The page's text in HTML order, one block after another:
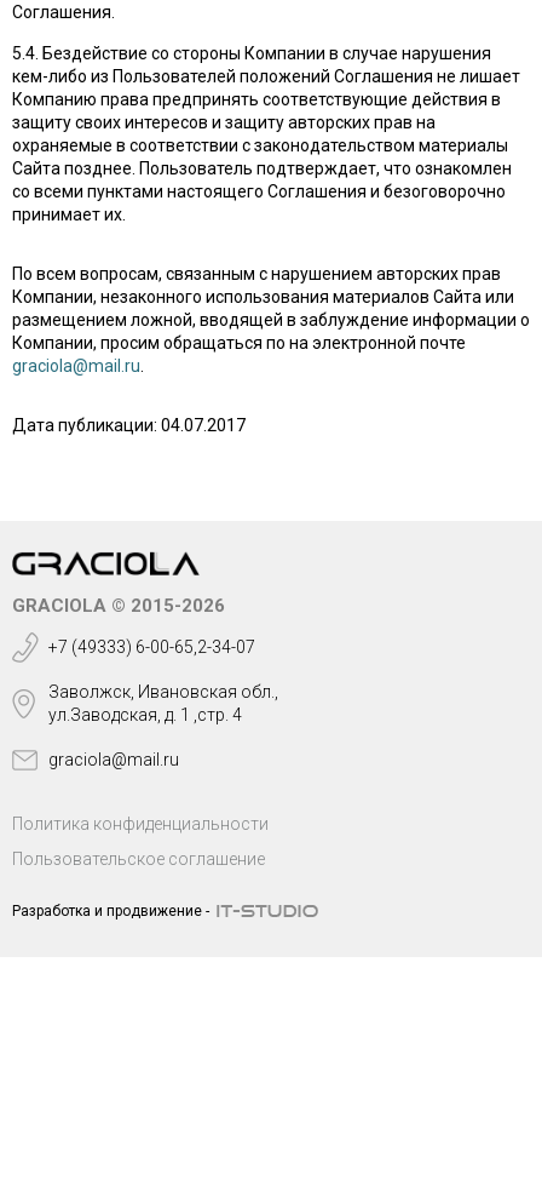
Соглашения.
5.4. Бездействие со стороны Компании в случае нарушения
кем-либо из Пользователей положений Соглашения не лишает
Компанию права предпринять соответствующие действия в
защиту своих интересов и защиту авторских прав на
охраняемые в соответствии с законодательством материалы
Сайта позднее. Пользователь подтверждает, что ознакомлен
со всеми пунктами настоящего Соглашения и безоговорочно
принимает их.
По всем вопросам, связанным с нарушением авторских прав
Компании, незаконного использования материалов Сайта или
размещением ложной, вводящей в заблуждение информации о
Компании, просим обращаться по на электронной почте
graciola@mail.ru
Дата публикации: 04.07.2017
GRACIOLA © 2015-2026
+7 (49333) 6-00-65,2-34-07
Заволжск, Ивановская обл.,
ул.Заводская, д. 1 ,стр. 4
graciola@mail.ru
Политика конфиденциальности
Пользовательское соглашение
Разработка и продвижение -